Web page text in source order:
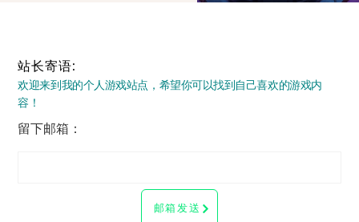
站长寄语:
欢迎来到我的个人游戏站点，希望你可以找到自己喜欢的游戏内
容！
留下邮箱：
邮箱发送